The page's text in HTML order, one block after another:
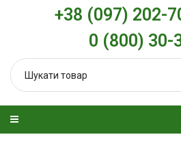
+38 (097) 202-
0 (800) 30-